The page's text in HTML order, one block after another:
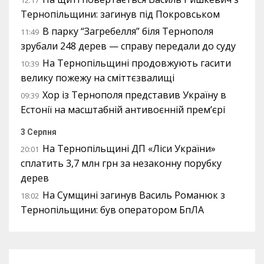
Тернопільщини: загинув під Покровськом
11:49 В парку “Загребелля” біля Тернополя
зрубали 248 дерев — справу передали до суду
10:39 На Тернопільщині продовжують гасити
велику пожежу на сміттєзвалищі
09:39 Хор із Тернополя представив Україну в
Естонії на масштабній антивоєнній прем’єрі
3 Серпня
20:01 На Тернопільщині ДП «Ліси України»
сплатить 3,7 млн грн за незаконну порубку
дерев
18:02 На Сумщині загинув Василь Романюк з
Тернопільщини: був оператором БпЛА